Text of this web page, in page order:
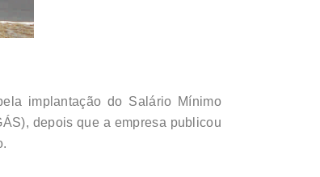
implantação do Salário Mínimo
depois que a empresa publicou